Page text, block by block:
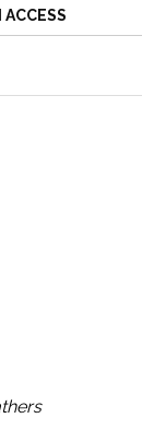
ACCESS